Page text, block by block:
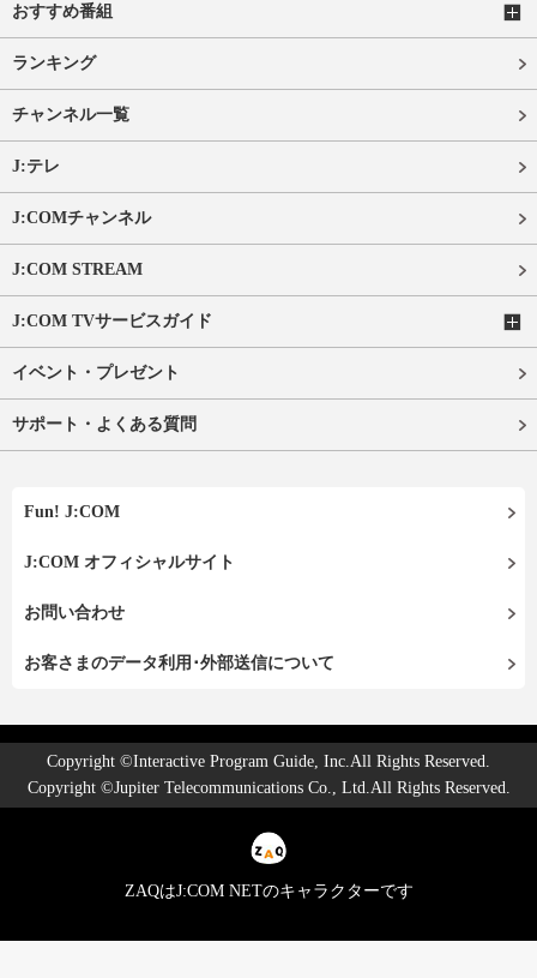
おすすめ番組
ランキング
チャンネル一覧
J:テレ
J:COMチャンネル
J:COM STREAM
J:COM TVサービスガイド
イベント・プレゼント
サポート・よくある質問
Fun! J:COM
J:COM オフィシャルサイト
お問い合わせ
お客さまのデータ利用･外部送信について
Copyright ©Interactive Program Guide, Inc.All Rights Reserved.
Copyright ©Jupiter Telecommunications Co., Ltd.All Rights Reserved.
ZAQはJ:COM NETのキャラクターです